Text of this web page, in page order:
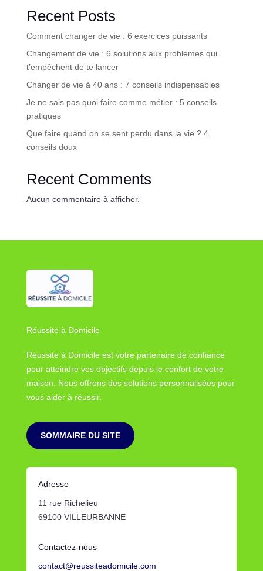
Recent Posts
Comment changer de vie : 6 exercices puissants
Changement de vie : 6 solutions aux problèmes qui
t’empêchent de te lancer
Changer de vie à 40 ans : 7 conseils indispensables
Je ne sais pas quoi faire comme métier : 5 conseils
pratiques
Que faire quand on se sent perdu dans la vie ? 4
conseils doux
Recent Comments
Aucun commentaire à afficher.
Réussite à Domicile
Réussite à Domicile est votre partenaire de confiance
pour atteindre vos objectifs depuis le confort de votre
maison. Nous offrons des solutions personnalisées pour
vous aider à réussir.
SOMMAIRE DU SITE
Adresse
11 rue Richelieu
69100 VILLEURBANNE
Contactez-nous
contact@reussiteadomicile.com